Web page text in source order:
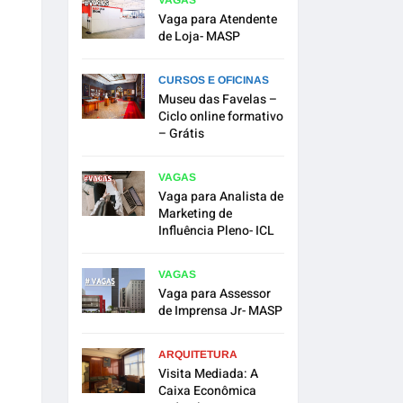
Vaga para Atendente
de Loja- MASP
CURSOS E OFICINAS
Museu das Favelas –
Ciclo online formativo
– Grátis
VAGAS
Vaga para Analista de
Marketing de
Influência Pleno- ICL
VAGAS
Vaga para Assessor
de Imprensa Jr- MASP
ARQUITETURA
Visita Mediada: A
Caixa Econômica